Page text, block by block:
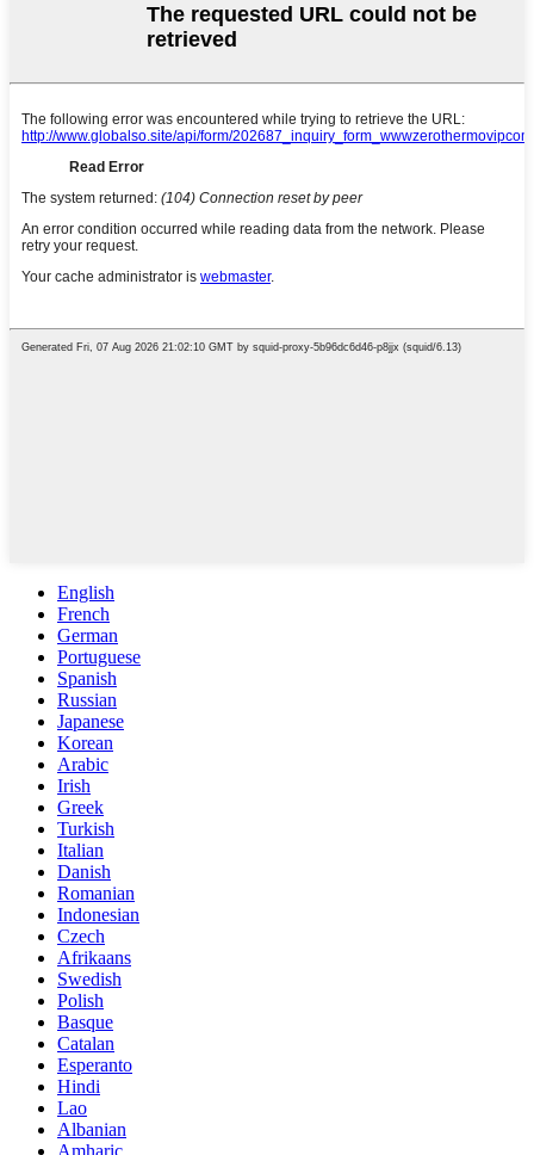
English
French
German
Portuguese
Spanish
Russian
Japanese
Korean
Arabic
Irish
Greek
Turkish
Italian
Danish
Romanian
Indonesian
Czech
Afrikaans
Swedish
Polish
Basque
Catalan
Esperanto
Hindi
Lao
Albanian